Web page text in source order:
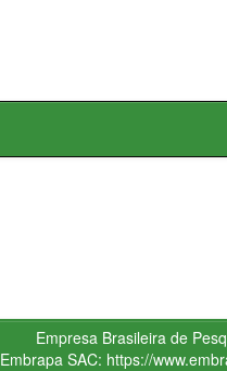
Empresa Brasileira de
Embrapa SAC: https://